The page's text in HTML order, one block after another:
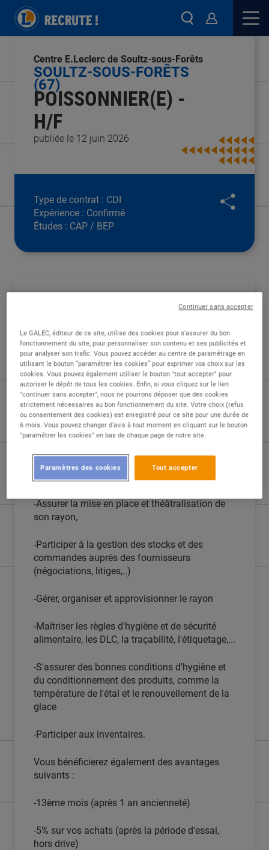
publiée le 12 juin 2026
POISSONNIER(E) -
H/F
SOULTZ-SOUS-FORÊTS
(67)
Centre E.Leclerc de Soultz-sous-Forêts
Type de contrat : CDI
Expérience : Confirmé
Études : CAP / BEP
Notre magasin de Soultz-Sous-Forêts recherche
un/une Poissonnier(e), en CDI 35h/semaine.
Vos missions :
-Sélectionner les différents poissons et
crustacés,
-Accueillir, renseigner et conseiller la clientèle,
-Assurer la mise en place et théâtralisation de
son rayon,
-Participer à la gestion des stocks et des
commandes auprès des fournisseurs
(négociations, litiges,..)
-Gérer, organiser et approvisionner le rayon
-Maîtriser les règles d'hygiène et de sécurité
alimentaire, les DLC, la traçabilité, l'étiquetage,...
-S'assurer des bonnes conditions d'hygiène et
du conditionnement des produits, comme la
température de l'étal et le renouvellement de la
glace
-Participer aux inventaires.
Vous bénéficierez également des avantages
suivants :
-13ème mois (après 1 an ancienneté)
-5% sur vos achats (après la période d'essai,
hors drive)
Le GALEC, éditeur de ce site, utilise des cookies pour s'assurer du bon
fonctionnement du site, pour personnaliser son contenu et ses publicités et
pour analyser son trafic. Vous pouvez accéder au centre de paramétrage en
utilisant le bouton “paramétrer les cookies” pour exprimer vos choix sur les
cookies. Vous pouvez également utiliser le bouton "tout accepter" pour
autoriser le dépôt de tous les cookies. Enfin, si vous cliquez sur le lien
"continuer sans accepter", nous ne pourrons déposer que des cookies
strictement nécessaires au bon fonctionnement du site. Votre choix (refus
ou consentement des cookies) est enregistré pour ce site pour une durée de
6 mois. Vous pouvez changer d'avis à tout moment en cliquant sur le bouton
"paramétrer les cookies" en bas de chaque page de notre site.
Tout accepter
Paramètres des cookies
Continuer sans accepter